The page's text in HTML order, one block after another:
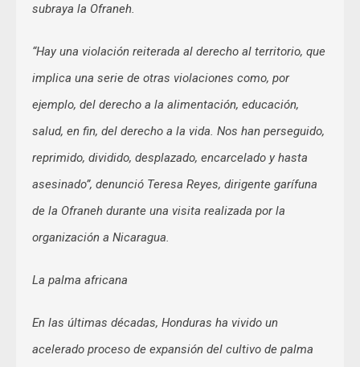
subraya la Ofraneh.
“Hay una violación reiterada al derecho al territorio, que
implica una serie de otras violaciones como, por
ejemplo, del derecho a la alimentación, educación,
salud, en fin, del derecho a la vida. Nos han perseguido,
reprimido, dividido, desplazado, encarcelado y hasta
asesinado”, denunció Teresa Reyes, dirigente garífuna
de la Ofraneh durante una visita realizada por la
organización a Nicaragua.
La palma africana
En las últimas décadas, Honduras ha vivido un
acelerado proceso de expansión del cultivo de palma